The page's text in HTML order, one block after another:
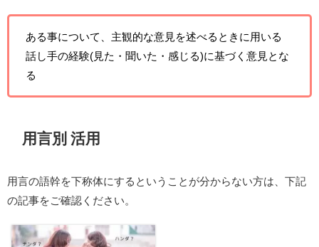
ある事について、主観的な意見を述べるときに用いる
話し手の経験(見た・聞いた・感じる)に基づく意見とな
る
用言別 活用
用言の語幹を下称体にするということが分からない方は、下記
の記事をご確認ください。